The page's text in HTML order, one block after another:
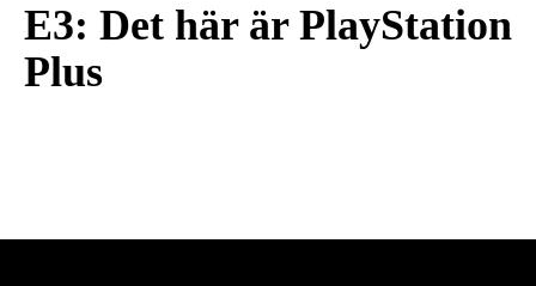
E3: Det här är PlayStation
Plus